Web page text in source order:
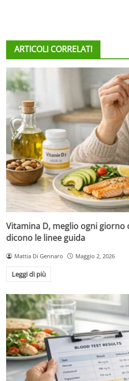
ARTICOLI CORRELATI
Vitamina D, meglio ogni giorno
dicono le linee guida
Mattia Di Gennaro Maggio 2, 2026
Leggi di più